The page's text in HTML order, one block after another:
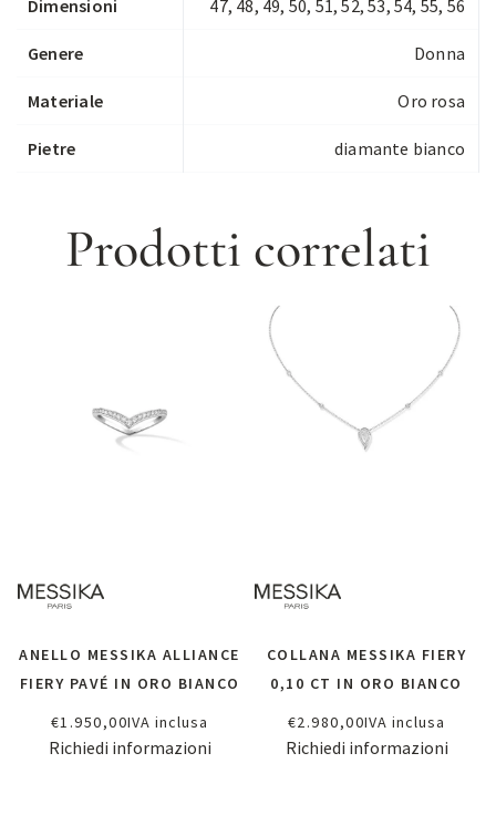
Dimensioni 47, 48, 49, 50, 51, 52, 53, 54, 55, 56
Genere Donna
Materiale Oro rosa
Pietre diamante bianco
Prodotti correlati
ANELLO MESSIKA ALLIANCE
FIERY PAVÉ IN ORO BIANCO
€1.950,00IVA inclusa
Richiedi informazioni
COLLANA MESSIKA FIERY
0,10 CT IN ORO BIANCO
€2.980,00IVA inclusa
Richiedi informazioni